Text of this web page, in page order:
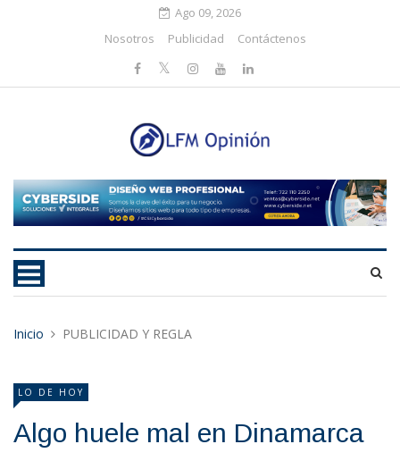
Ago 09, 2026
Nosotros
Publicidad Contáctenos
Inicio PUBLICIDAD Y REGLA
LO DE HOY
Algo huele mal en Dinamarca